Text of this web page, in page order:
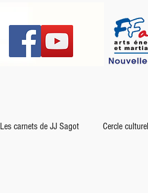
Les carnets de JJ Sagot Cercle culturel